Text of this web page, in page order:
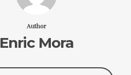
Author
Enric Mora